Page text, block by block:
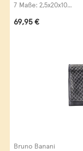
7 Maße: 2,5x20x10...
Regulärer Preis:
69,95 €
Bruno Banani